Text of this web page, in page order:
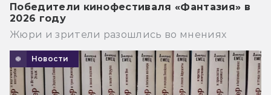
Победители кинофестиваля «Фантазия» в
2026 году
Жюри и зрители разошлись во мнениях
Новости